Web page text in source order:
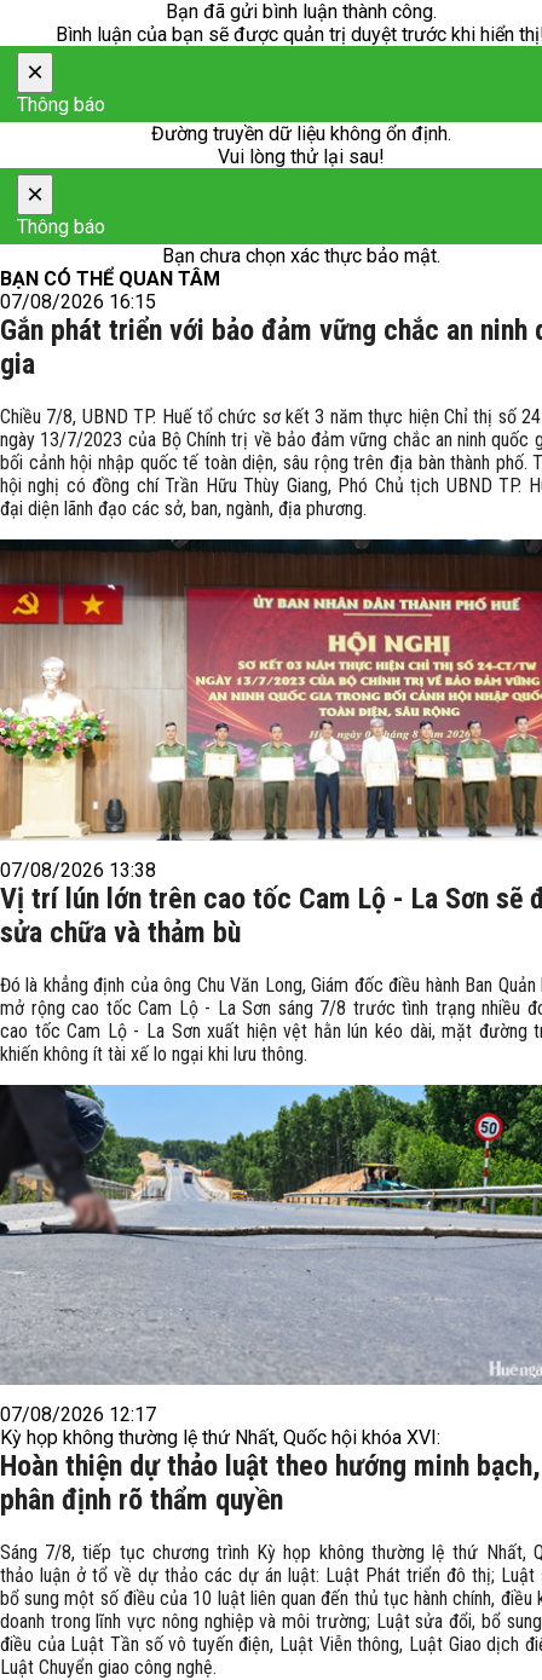
Bạn đã gửi bình luận thành công.
Bình luận của bạn sẽ được quản trị duyệt trước khi hiển
×
Thông báo
Đường truyền dữ liệu không ổn định.
Vui lòng thử lại sau!
×
Thông báo
Bạn chưa chọn xác thực bảo mật.
BẠN CÓ THỂ QUAN TÂM
07/08/2026 16:15
Gắn phát triển với bảo đảm vững chắc an ninh
gia
Chiều 7/8, UBND TP. Huế tổ chức sơ kết 3 năm thực hiện Chỉ thị số
ngày 13/7/2023 của Bộ Chính trị về bảo đảm vững chắc an ninh quốc
bối cảnh hội nhập quốc tế toàn diện, sâu rộng trên địa bàn thành phố.
hội nghị có đồng chí Trần Hữu Thùy Giang, Phó Chủ tịch UBND TP.
đại diện lãnh đạo các sở, ban, ngành, địa phương.
07/08/2026 13:38
Vị trí lún lớn trên cao tốc Cam Lộ - La Sơn sẽ
sửa chữa và thảm bù
Đó là khẳng định của ông Chu Văn Long, Giám đốc điều hành Ban
mở rộng cao tốc Cam Lộ - La Sơn sáng 7/8 trước tình trạng nhiều
cao tốc Cam Lộ - La Sơn xuất hiện vệt hằn lún kéo dài, mặt đường
khiến không ít tài xế lo ngại khi lưu thông.
07/08/2026 12:17
Kỳ họp không thường lệ thứ Nhất, Quốc hội khóa XVI:
Hoàn thiện dự thảo luật theo hướng minh bạch,
phân định rõ thẩm quyền
Sáng 7/8, tiếp tục chương trình Kỳ họp không thường lệ thứ Nhất,
thảo luận ở tổ về dự thảo các dự án luật: Luật Phát triển đô thị; Luật
bổ sung một số điều của 10 luật liên quan đến thủ tục hành chính, điều
doanh trong lĩnh vực nông nghiệp và môi trường; Luật sửa đổi, bổ
điều của Luật Tần số vô tuyến điện, Luật Viễn thông, Luật Giao dịch
Luật Chuyển giao công nghệ.